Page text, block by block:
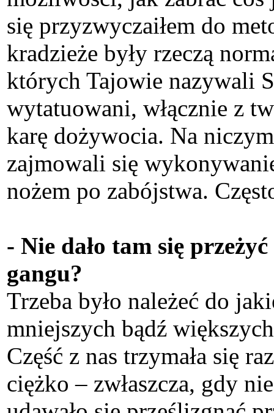
się przyzwyczaiłem do
kradzieże były rzeczą
których Tajowie nazywali
wytatuowani, włącznie z
karę dożywocia. Na
zajmowali się
nożem po zabójstwa.
- Nie dało tam się
gangu?
Trzeba było należeć do
mniejszych bądź
Część z nas trzymała się
ciężko – zwłaszcza, gdy